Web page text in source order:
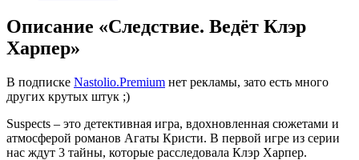
Описание «Следствие. Ведёт Клэр
Харпер»
В подписке Nastolio.Premium нет рекламы, зато есть много
других крутых штук ;)
Suspects – это детективная игра, вдохновленная сюжетами и
атмосферой романов Агаты Кристи. В первой игре из серии
нас ждут 3 тайны, которые расследовала Клэр Харпер.